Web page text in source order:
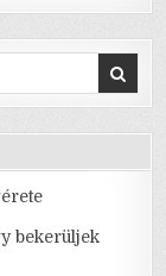
bekerüljek